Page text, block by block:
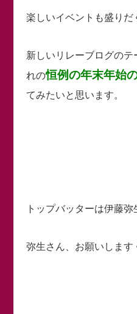
楽しいイベントも盛りだ
新しいリレーブログの
れの恒例の年末年始
てみたいと思います。
トップバッターは伊藤弥
弥生さん、お願いします